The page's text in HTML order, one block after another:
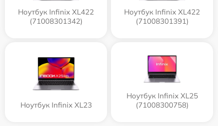
Ноутбук Infinix XL422
(71008301342)
Ноутбук Infinix XL422
(71008301391)
Ноутбук Infinix XL23
Ноутбук Infinix XL25
(71008300758)